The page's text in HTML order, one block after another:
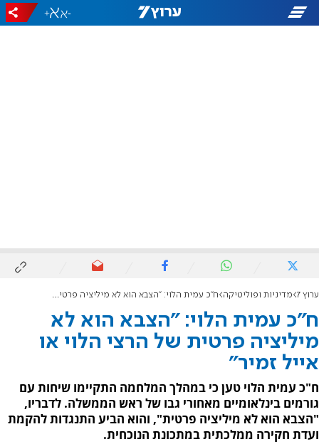
-
+
ערוץ 7 מדיניות ופוליטיקה ח"כ עמית הלוי: "הצבא הוא לא מיליציה פרטית של הרצי הלוי או אייל זמיר"
ח"כ עמית הלוי: "הצבא הוא לא
מיליציה פרטית של הרצי הלוי או
אייל זמיר"
ח"כ עמית הלוי טען כי במהלך המלחמה התקיימו שיחות עם
גורמים בינלאומיים מאחורי גבו של ראש הממשלה. לדבריו,
"הצבא הוא לא מיליציה פרטית", והוא הביע התנגדות להקמת
ועדת חקירה ממלכתית במתכונת הנוכחית.